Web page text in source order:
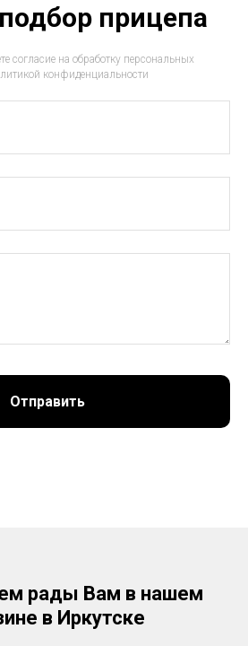
прицепа
согласие на обработку персональных
конфиденциальности
Отправить
рады Вам в нашем
в Иркутске